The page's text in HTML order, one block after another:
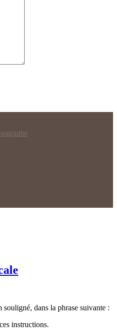
dans la phrase suivante :
instructions.